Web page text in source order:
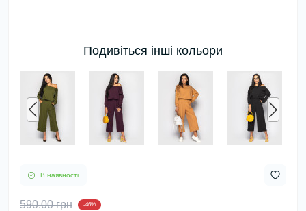
Подивіться інші кольори
В наявності
590.00 грн -46%